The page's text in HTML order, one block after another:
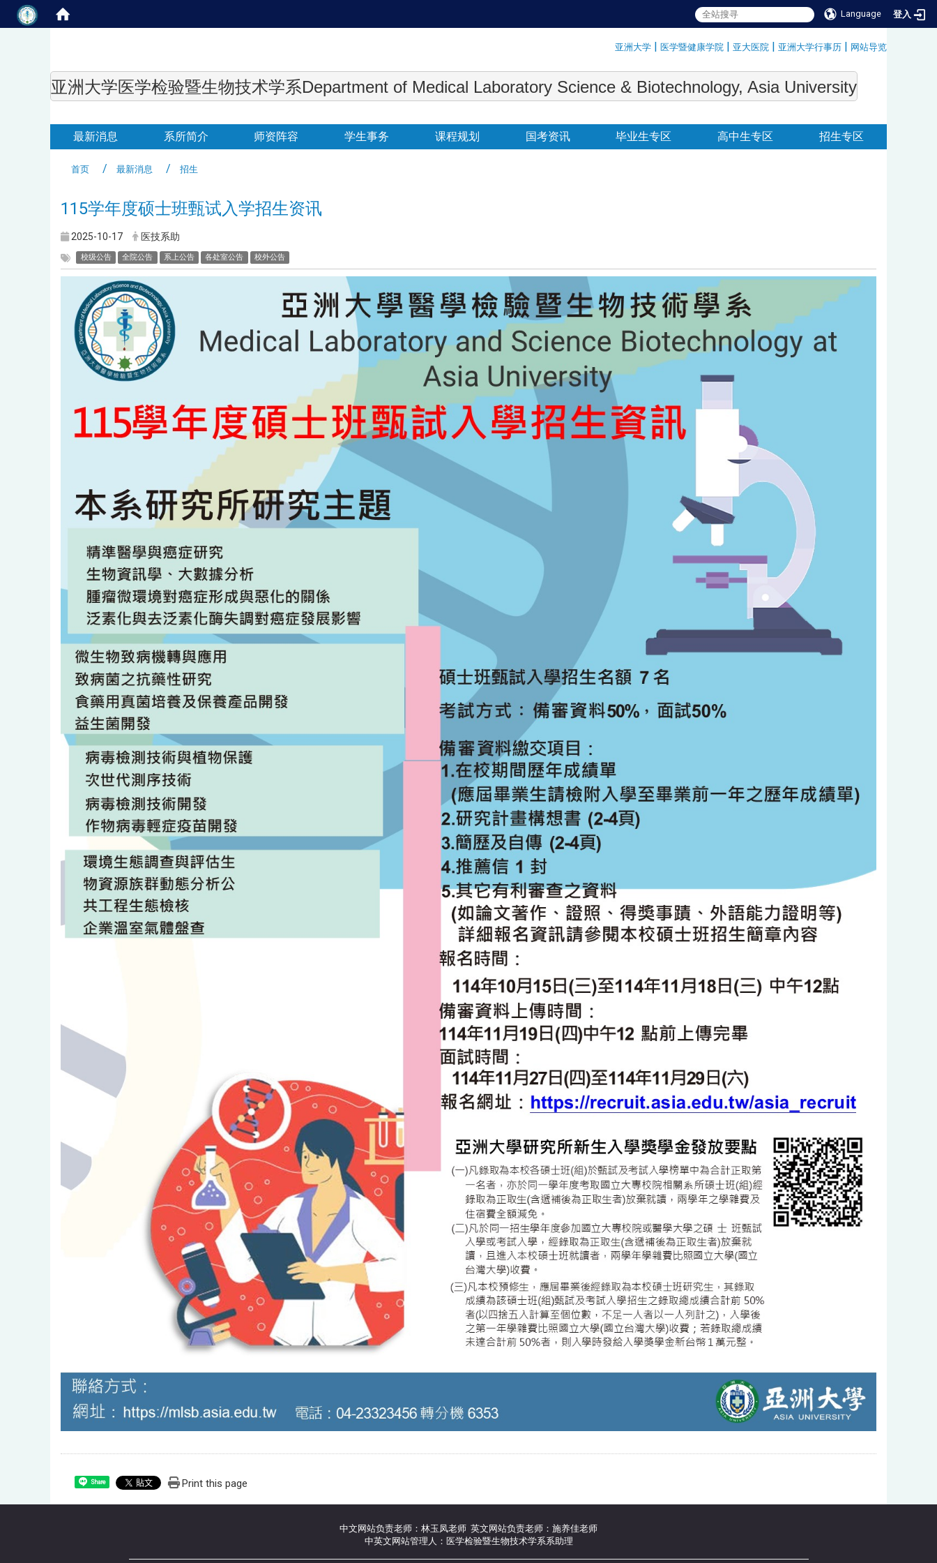
Language 登入
亚洲大学 | 医学暨健康学院 | 亚大医院 | 亚洲大学行事历 | 网站导览
亚洲大学医学检验暨生物技术学系Department of Medical Laboratory Science & Biotechnology, Asia University
:::
最新消息 系所简介 师资阵容 学生事务 课程规划 国考资讯 毕业生专区 高中生专区 招生专区
首页 最新消息 招生
115学年度硕士班甄试入学招生资讯
2025-10-17 医技系助
校级公告 全院公告 系上公告 各处室公告 校外公告
Share Print this page
中文网站负责老师：林玉凤老师 英文网站负责老师：施养佳老师
中英文网站管理人：医学检验暨生物技术学系系助理